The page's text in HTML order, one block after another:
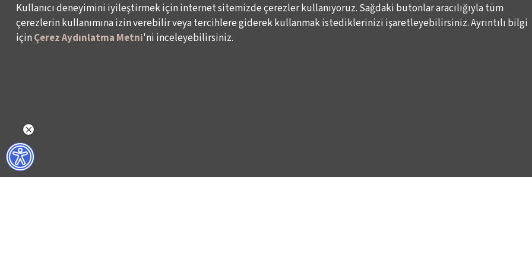
NELER YAPIYORUZ?
İSTANBUL FİLM FESTİVALİ
Kullanıcı deneyimini iyileştirmek için internet sitemizde çerezler kullanıyoruz. Sağdaki butonlar aracılığıyla tüm
çerezlerin kullanımına izin verebilir veya tercihlere giderek kullanmak istediklerinizi işaretleyebilirsiniz. Ayrıntılı bilgi
için Çerez Aydınlatma Metni'ni inceleyebilirsiniz.